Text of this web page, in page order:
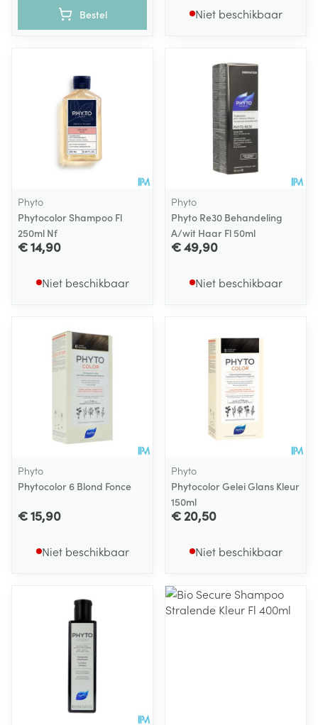
Bestel Niet beschikbaar
Phyto
Phytocolor Shampoo Fl
250ml Nf
€ 14,90
Niet beschikbaar
Phyto
Phyto Re30 Behandeling
A/wit Haar Fl 50ml
€ 49,90
Niet beschikbaar
Phyto
Phytocolor 6 Blond Fonce
€ 15,90
Niet beschikbaar
Phyto
Phytocolor Gelei Glans Kleur
150ml
€ 20,50
Niet beschikbaar